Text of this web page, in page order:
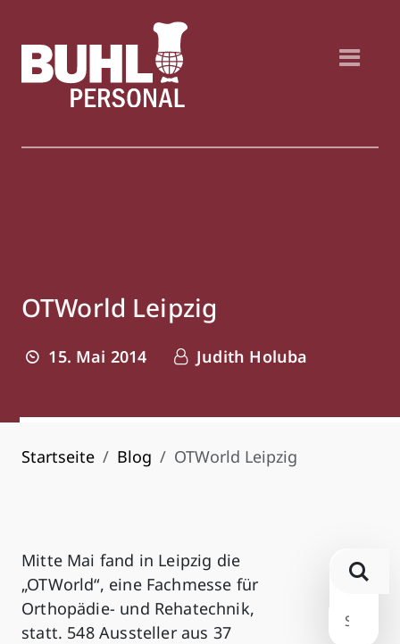
OTWorld Leipzig
15. Mai 2014 Judith Holuba
Startseite Blog OTWorld Leipzig
Mitte Mai fand in Leipzig die
„OTWorld“, eine Fachmesse für
Orthopädie- und Rehatechnik,
statt. 548 Aussteller aus 37